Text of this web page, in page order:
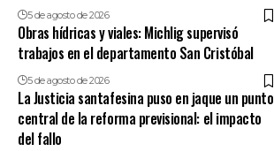
5 de agosto de 2026
Obras hídricas y viales: Michlig supervisó
trabajos en el departamento San Cristóbal
5 de agosto de 2026
La Justicia santafesina puso en jaque un punto
central de la reforma previsional: el impacto
del fallo